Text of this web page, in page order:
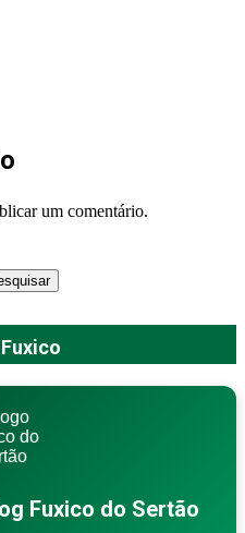
um comentário.
Fuxico do Sertão